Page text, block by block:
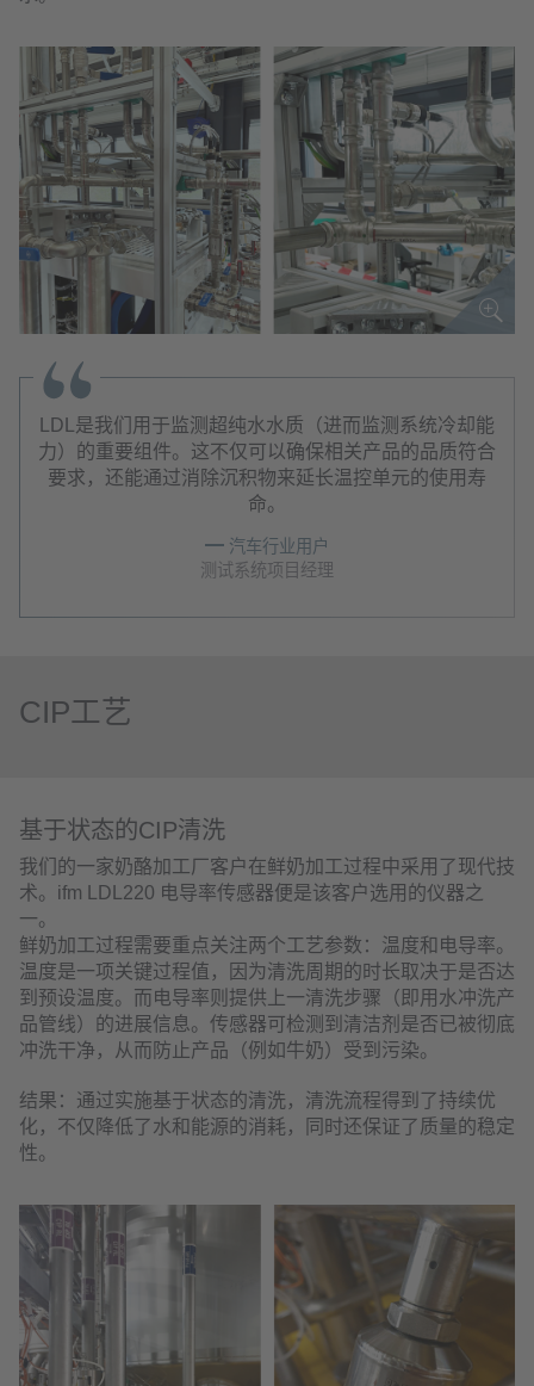
LDL是我们用于监测超纯水水质（进而监测系统冷却能
力）的重要组件。这不仅可以确保相关产品的品质符合
要求，还能通过消除沉积物来延长温控单元的使用寿
命。
汽车行业用户
测试系统项目经理
CIP工艺
基于状态的CIP清洗
我们的一家奶酪加工厂客户在鲜奶加工过程中采用了现代技
术。ifm LDL220 电导率传感器便是该客户选用的仪器之
一。
鲜奶加工过程需要重点关注两个工艺参数：温度和电导率。
温度是一项关键过程值，因为清洗周期的时长取决于是否达
到预设温度。而电导率则提供上一清洗步骤（即用水冲洗产
品管线）的进展信息。传感器可检测到清洁剂是否已被彻底
冲洗干净，从而防止产品（例如牛奶）受到污染。
结果：通过实施基于状态的清洗，清洗流程得到了持续优
化，不仅降低了水和能源的消耗，同时还保证了质量的稳定
性。